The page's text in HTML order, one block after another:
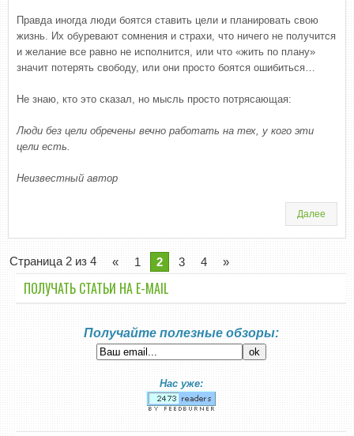
Правда иногда люди боятся ставить цели и планировать свою
жизнь. Их обуревают сомнения и страхи, что ничего не получится
и желание все равно не исполнится, или что «жить по плану»
значит потерять свободу, или они просто боятся ошибиться…
Не знаю, кто это сказал, но мысль просто потрясающая:
Люди без цели обречены вечно работать на тех, у кого эти
цели есть.
Неизвестный автор
Далее
Страница 2 из 4 « 1 2 3 4 »
ПОЛУЧАТЬ СТАТЬИ НА E-MАIL
Получайте полезные обзоры:
Нас уже: